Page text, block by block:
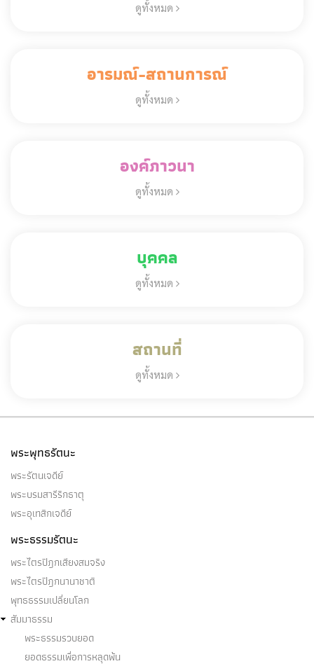
ดูทั้งหมด
อารมณ์-สถานการณ์
ดูทั้งหมด
องค์ภาวนา
ดูทั้งหมด
บุคคล
ดูทั้งหมด
สถานที่
ดูทั้งหมด
พระพุทธรัตนะ
พระรัตนเจดีย์
พระบรมสารีริกธาตุ
พระอุเทสิกเจดีย์
พระธรรมรัตนะ
พระไตรปิฎกเสียงสมจริง
พระไตรปิฎกนานาชาติ
พุทธธรรมเปลี่ยนโลก
สัมมาธรรม
พระธรรมรวบยอด
ยอดธรรมเพื่อการหลุดพ้น